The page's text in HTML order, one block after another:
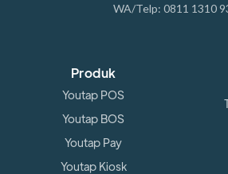
WA/Telp: 0811 1310
Produk
Youtap POS
Youtap BOS
Youtap Pay
Youtap Kiosk